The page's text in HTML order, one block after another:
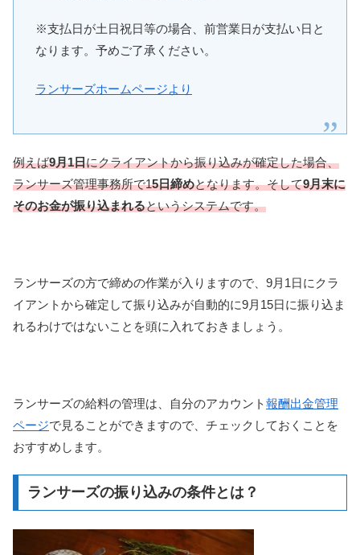
※支払日が土日祝日等の場合、前営業日が支払い日と
なります。予めご了承ください。
ランサーズホームページより
例えば9月1日にクライアントから振り込みが確定した場合、
ランサーズ管理事務所で15日締めとなります。そして9月末に
そのお金が振り込まれるというシステムです。
ランサーズの方で締めの作業が入りますので、9月1日にクラ
イアントから確定して振り込みが自動的に9月15日に振り込ま
れるわけではないことを頭に入れておきましょう。
ランサーズの給料の管理は、自分のアカウント報酬出金管理
ページで見ることができますので、チェックしておくことを
おすすめします。
ランサーズの振り込みの条件とは？